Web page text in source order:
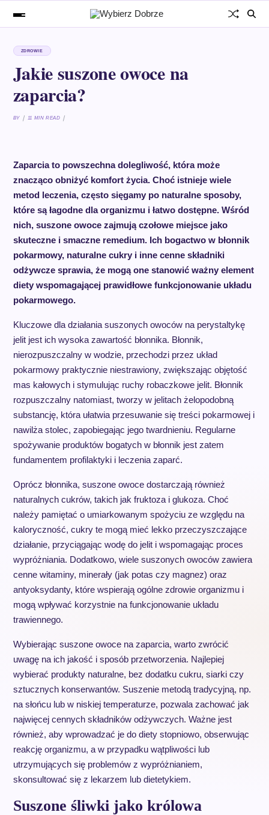
ZDROWIE
Jakie suszone owoce na
zaparcia?
BY 11 MIN READ
Zaparcia to powszechna dolegliwość, która może
znacząco obniżyć komfort życia. Choć istnieje wiele
metod leczenia, często sięgamy po naturalne sposoby,
które są łagodne dla organizmu i łatwo dostępne. Wśród
nich, suszone owoce zajmują czołowe miejsce jako
skuteczne i smaczne remedium. Ich bogactwo w błonnik
pokarmowy, naturalne cukry i inne cenne składniki
odżywcze sprawia, że mogą one stanowić ważny element
diety wspomagającej prawidłowe funkcjonowanie układu
pokarmowego.
Kluczowe dla działania suszonych owoców na perystaltykę
jelit jest ich wysoka zawartość błonnika. Błonnik,
nierozpuszczalny w wodzie, przechodzi przez układ
pokarmowy praktycznie niestrawiony, zwiększając objętość
mas kałowych i stymulując ruchy robaczkowe jelit. Błonnik
rozpuszczalny natomiast, tworzy w jelitach żelopodobną
substancję, która ułatwia przesuwanie się treści pokarmowej i
nawilża stolec, zapobiegając jego twardnieniu. Regularne
spożywanie produktów bogatych w błonnik jest zatem
fundamentem profilaktyki i leczenia zaparć.
Oprócz błonnika, suszone owoce dostarczają również
naturalnych cukrów, takich jak fruktoza i glukoza. Choć
należy pamiętać o umiarkowanym spożyciu ze względu na
kaloryczność, cukry te mogą mieć lekko przeczyszczające
działanie, przyciągając wodę do jelit i wspomagając proces
wypróżniania. Dodatkowo, wiele suszonych owoców zawiera
cenne witaminy, minerały (jak potas czy magnez) oraz
antyoksydanty, które wspierają ogólne zdrowie organizmu i
mogą wpływać korzystnie na funkcjonowanie układu
trawiennego.
Wybierając suszone owoce na zaparcia, warto zwrócić
uwagę na ich jakość i sposób przetworzenia. Najlepiej
wybierać produkty naturalne, bez dodatku cukru, siarki czy
sztucznych konserwantów. Suszenie metodą tradycyjną, np.
na słońcu lub w niskiej temperaturze, pozwala zachować jak
najwięcej cennych składników odżywczych. Ważne jest
również, aby wprowadzać je do diety stopniowo, obserwując
reakcję organizmu, a w przypadku wątpliwości lub
utrzymujących się problemów z wypróżnianiem,
skonsultować się z lekarzem lub dietetykiem.
Suszone śliwki jako królowa